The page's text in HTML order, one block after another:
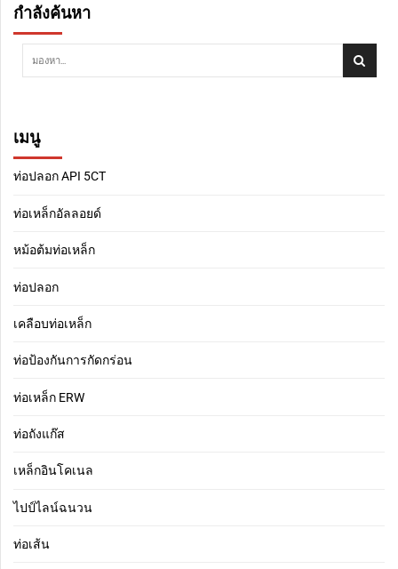
กำลังค้นหา
เมนู
ท่อปลอก API 5CT
ท่อเหล็กอัลลอยด์
หม้อต้มท่อเหล็ก
ท่อปลอก
เคลือบท่อเหล็ก
ท่อป้องกันการกัดกร่อน
ท่อเหล็ก ERW
ท่อถังแก๊ส
เหล็กอินโคเนล
ไปป์ไลน์ฉนวน
ท่อเส้น